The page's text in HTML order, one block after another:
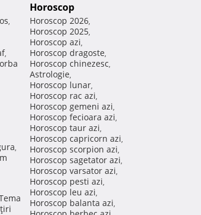
,
,
,
Horoscop
Horoscop 2026,
Horoscop 2025,
Horoscop azi,
Horoscop dragoste,
Horoscop chinezesc,
Astrologie,
Horoscop lunar,
Horoscop rac azi,
Horoscop gemeni azi,
Horoscop fecioara azi,
Horoscop taur azi,
Horoscop capricorn azi,
Horoscop scorpion azi,
Horoscop sagetator azi,
Horoscop varsator azi,
Horoscop pesti azi,
Horoscop leu azi,
Horoscop balanta azi,